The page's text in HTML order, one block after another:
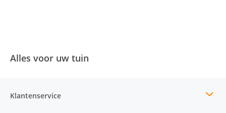
Alles voor uw tuin
Klantenservice